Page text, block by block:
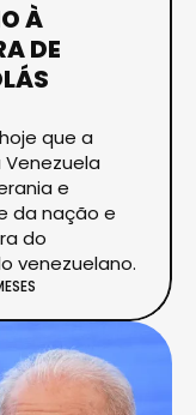
À
DE
que a
e
da nação e
do
venezuelano.